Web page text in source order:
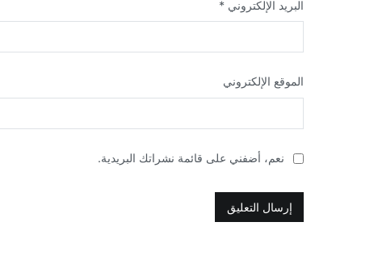
البريد الإلكتروني *
الموقع الإلكتروني
نعم، أضفني على قائمة نشراتك البريدية.